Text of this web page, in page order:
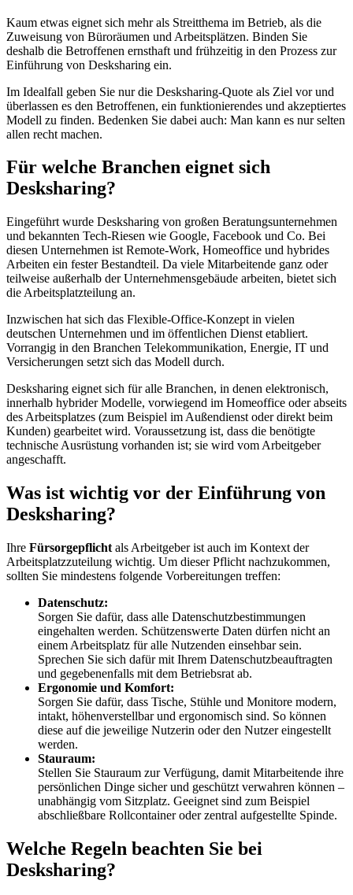
Kaum etwas eignet sich mehr als Streitthema im Betrieb, als die
Zuweisung von Büroräumen und Arbeitsplätzen. Binden Sie
deshalb die Betroffenen ernsthaft und frühzeitig in den Prozess zur
Einführung von Desksharing ein.
Im Idealfall geben Sie nur die Desksharing-Quote als Ziel vor und
überlassen es den Betroffenen, ein funktionierendes und akzeptiertes
Modell zu finden. Bedenken Sie dabei auch: Man kann es nur selten
allen recht machen.
Für welche Branchen eignet sich
Desksharing?
Eingeführt wurde Desksharing von großen Beratungsunternehmen
und bekannten Tech-Riesen wie Google, Facebook und Co. Bei
diesen Unternehmen ist Remote-Work, Homeoffice und hybrides
Arbeiten ein fester Bestandteil. Da viele Mitarbeitende ganz oder
teilweise außerhalb der Unternehmensgebäude arbeiten, bietet sich
die Arbeitsplatzteilung an.
Inzwischen hat sich das Flexible-Office-Konzept in vielen
deutschen Unternehmen und im öffentlichen Dienst etabliert.
Vorrangig in den Branchen Telekommunikation, Energie, IT und
Versicherungen setzt sich das Modell durch.
Desksharing eignet sich für alle Branchen, in denen elektronisch,
innerhalb hybrider Modelle, vorwiegend im Homeoffice oder abseits
des Arbeitsplatzes (zum Beispiel im Außendienst oder direkt beim
Kunden) gearbeitet wird. Voraussetzung ist, dass die benötigte
technische Ausrüstung vorhanden ist; sie wird vom Arbeitgeber
angeschafft.
Was ist wichtig vor der Einführung von
Desksharing?
Ihre Fürsorgepflicht als Arbeitgeber ist auch im Kontext der
Arbeitsplatzzuteilung wichtig. Um dieser Pflicht nachzukommen,
sollten Sie mindestens folgende Vorbereitungen treffen:
Datenschutz:
Sorgen Sie dafür, dass alle Datenschutzbestimmungen
eingehalten werden. Schützenswerte Daten dürfen nicht an
einem Arbeitsplatz für alle Nutzenden einsehbar sein.
Sprechen Sie sich dafür mit Ihrem Datenschutzbeauftragten
und gegebenenfalls mit dem Betriebsrat ab.
Ergonomie und Komfort:
Sorgen Sie dafür, dass Tische, Stühle und Monitore modern,
intakt, höhenverstellbar und ergonomisch sind. So können
diese auf die jeweilige Nutzerin oder den Nutzer eingestellt
werden.
Stauraum:
Stellen Sie Stauraum zur Verfügung, damit Mitarbeitende ihre
persönlichen Dinge sicher und geschützt verwahren können –
unabhängig vom Sitzplatz. Geeignet sind zum Beispiel
abschließbare Rollcontainer oder zentral aufgestellte Spinde.
Welche Regeln beachten Sie bei
Desksharing?